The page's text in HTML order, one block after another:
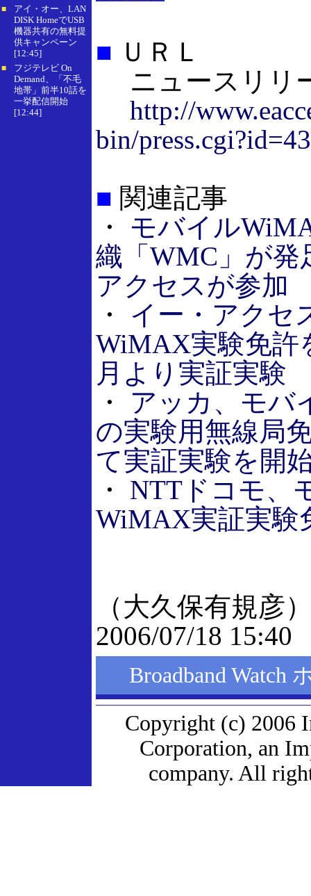
■
アイ・オー、LAN
DISK HomeでUSB
機器共有の無料提
供キャンペーン
[12:45]
■
フジテレビ On
Demand、「不毛
地帯」前半10話を
一挙配信開始
[12:44]
■ ＵＲＬ
ニュースリリ
http://
bin/
■ 関連記事
・ モバイル
織「WMC」が発
アクセスが参加
・ イー・アクセ
WiMAX実験免許
月より実証実験
・ アッカ、モバ
の実験用無線局
て実証実験を開
・ NTTドコモ、
WiMAX実証実験
（大久保有規彦
2006/07/18 15:40
Broadband Watch
Copyright (c) 2006
Corporation, an
company. All